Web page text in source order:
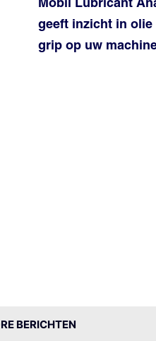
geeft inzicht in olie
grip op uw
BERICHTEN